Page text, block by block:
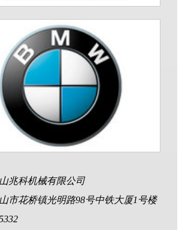
兆科机械有限公司
市花桥镇光明路98号中铁大厦1号楼